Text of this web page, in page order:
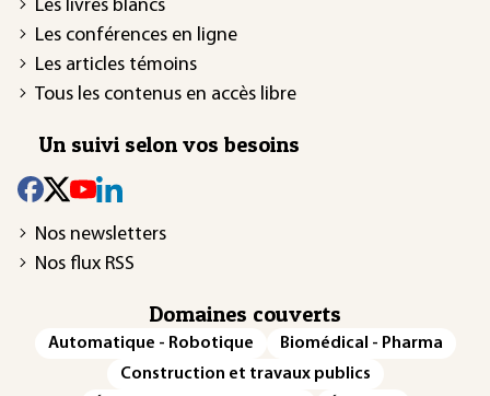
Les livres blancs
Les conférences en ligne
Les articles témoins
Tous les contenus en accès libre
Un suivi selon vos besoins
Nos newsletters
Nos flux RSS
Domaines couverts
Automatique - Robotique
Biomédical - Pharma
Construction et travaux publics